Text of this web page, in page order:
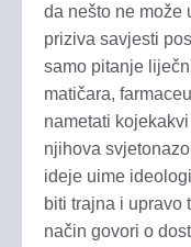
da nešto ne može
priziva savjesti
samo pitanje
matičara,
nametati
njihova
ideje uime
biti trajna i upravo
način govori o